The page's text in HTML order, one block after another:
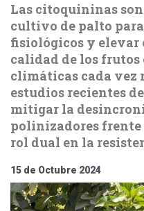
Las citoquininas
cultivo de palto
fisiológicos y
calidad de los
climáticas cada vez
estudios recientes
mitigar la
polinizadores
rol dual en la
15 de Octubre 2024